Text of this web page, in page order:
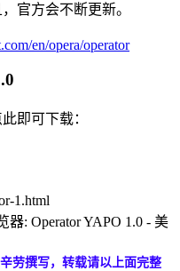
官方会不断更新。
en/opera/operator
即可下载：
1.html
: Operator YAPO 1.0 - 美
劳撰写，转载请以上面完整